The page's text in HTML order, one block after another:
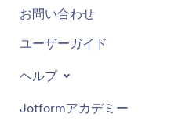
お問い合わせ
ユーザーガイド
ヘルプ
Jotformアカデミー